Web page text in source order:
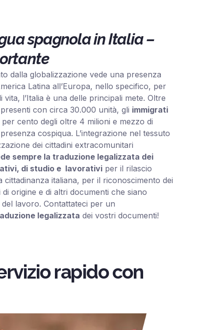
spagnola in Italia –
dalla globalizzazione vede una presenza
Latina all’Europa, nello specifico, per
l’Italia è una delle principali mete. Oltre
presenti con circa 30.000 unità, gli immigrati
per cento degli oltre 4 milioni e mezzo di
cospiqua. L’integrazione nel tessuto
dei cittadini extracomunitari
sempre la traduzione legalizzata dei
di studio e lavorativi per il rilascio
cittadinanza italiana, per il riconoscimento dei
origine e di altri documenti che siano
lavoro. Contattateci per un
legalizzata dei vostri documenti!
rapido con